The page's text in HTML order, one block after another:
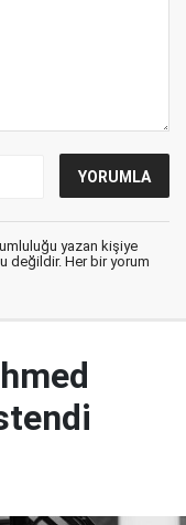
yazan kişiye
değildir. Her bir yorum